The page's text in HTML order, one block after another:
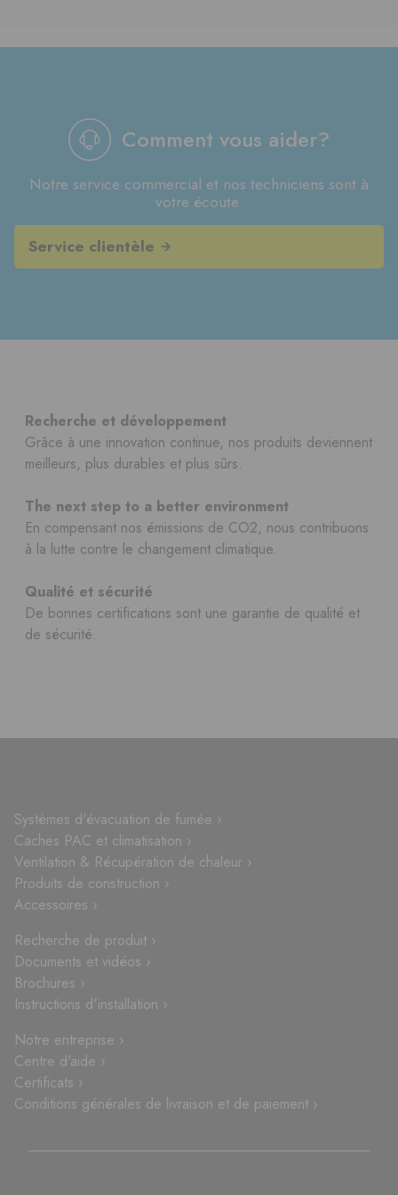
Comment vous aider?
Notre service commercial et nos techniciens sont à
votre écoute.
Service clientèle
Recherche et développement
Grâce à une innovation continue, nos produits deviennent
meilleurs, plus durables et plus sûrs.
The next step to a better environment
En compensant nos émissions de CO2, nous contribuons
à la lutte contre le changement climatique.
Qualité et sécurité
De bonnes certifications sont une garantie de qualité et
de sécurité.
Systèmes d'évacuation de fumée ›
Caches PAC et climatisation ›
Ventilation & Récupération de chaleur ›
Produits de construction ›
Accessoires ›
Recherche de produit ›
Documents et vidéos ›
Brochures ›
Instructions d'installation ›
Notre entreprise ›
Centre d'aide ›
Certificats ›
Conditions générales de livraison et de paiement ›